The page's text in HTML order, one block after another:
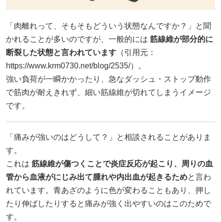
「肉離れって、そもそもどういう状態なんですか？」と聞
かれることが多いのですが、一般的には 筋線維が部分的に
断裂した状態と言われています （引用元：
https://www.krm0730.net/blog/2535/）。
強い負荷が一瞬かかったり、急なダッシュ・ストップ動作
で筋肉が耐えきれず、細い筋線維が切れてしまうイメージ
です。
「痛みが強いのはどうして？」と相談されることがありま
す。
これは 筋線維が傷つくことで炎症反応が起こり、周りの血
管から血液がにじみ出て腫れや内出血が起きるためと言わ
れています。青あざのように色が変わることもあり、押し
たり伸ばしたりすると痛みが強く出やすいのはこのためで
す。